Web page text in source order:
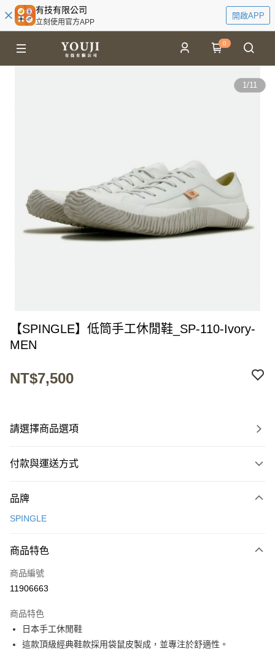
有技有限公司
立刻使用官方APP
開啟APP
0
1/11
【SPINGLE】低筒手工休閒鞋_SP-110-Ivory-
MEN
NT$7,500
請選擇商品選項
付款與運送方式
信用卡一次付款
LINE Pay
Apple Pay
悠遊付
全盈+PAY
品牌
SPINGLE
商品特色
商品編號
11906663
商品特色
日本手工休閒鞋
這款頂級經典鞋款採用袋鼠皮製成，並專注於舒適性。